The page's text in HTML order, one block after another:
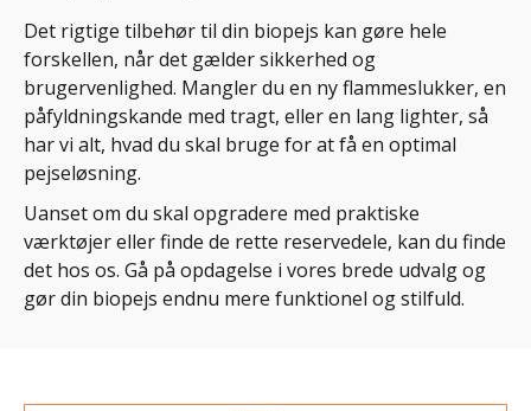
Det rigtige tilbehør til din biopejs kan gøre hele
forskellen, når det gælder sikkerhed og
brugervenlighed. Mangler du en ny flammeslukker, en
påfyldningskande med tragt, eller en lang lighter, så
har vi alt, hvad du skal bruge for at få en optimal
pejseløsning.
Uanset om du skal opgradere med praktiske
værktøjer eller finde de rette reservedele, kan du finde
det hos os. Gå på opdagelse i vores brede udvalg og
gør din biopejs endnu mere funktionel og stilfuld.